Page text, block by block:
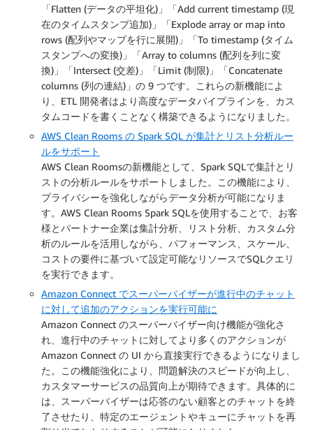
「Flatten (データの平坦化)」「Add current timestamp (現
在のタイムスタンプ追加)」「Explode array or map into
rows (配列やマップを行に展開)」「To timestamp (タイム
スタンプへの変換)」「Array to columns (配列を列に変
換)」「Intersect (交差)」「Limit (制限)」「Concatenate
columns (列の連結)」の 9 つです。これらの新機能によ
り、ETL 開発者はより高度なデータパイプラインを、カス
タムコードを書くことなく構築できるようになりました。
AWS Clean Rooms の Spark SQL が集計とリスト分析ルー
ルをサポート
AWS Clean Roomsの新機能として、Spark SQLで集計とリ
ストの分析ルールをサポートしました。この機能により、
プライバシーを強化しながらデータ分析が可能になりま
す。AWS Clean Rooms Spark SQLを使用することで、お客
様とパートナー企業は集計分析、リスト分析、カスタム分
析のルールを活用しながら、パフォーマンス、スケール、
コストの要件に基づいて設定可能なリソースでSQLクエリ
を実行できます。
Amazon Connect でスーパーバイザーが進行中のチャット
に対して追加のアクションを実行可能に
Amazon Connect のスーパーバイザー向け機能が強化さ
れ、進行中のチャットに対してより多くのアクションが
Amazon Connect の UI から直接実行できるようになりまし
た。この機能強化により、問題解決のスピードが向上し、
カスタマーサービスの品質向上が期待できます。具体的に
は、スーパーバイザーは応答のない顧客とのチャットを終
了させたり、特定のエージェントやキューにチャットを再